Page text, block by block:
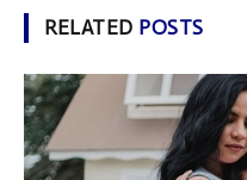
RELATED POSTS